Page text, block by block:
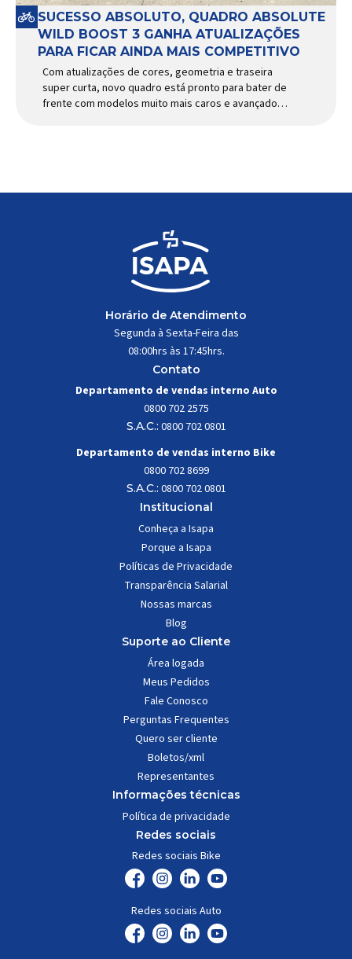
SUCESSO ABSOLUTO, QUADRO ABSOLUTE
WILD BOOST 3 GANHA ATUALIZAÇÕES
PARA FICAR AINDA MAIS COMPETITIVO
Com atualizações de cores, geometria e traseira
super curta, novo quadro está pronto para bater de
frente com modelos muito mais caros e avançados
Horário de Atendimento
Segunda à Sexta-Feira das
08:00hrs às 17:45hrs.
Contato
Departamento de vendas interno Auto
0800 702 2575
S.A.C.: 0800 702 0801
Departamento de vendas interno Bike
0800 702 8699
S.A.C.: 0800 702 0801
Institucional
Conheça a Isapa
Porque a Isapa
Políticas de Privacidade
Transparência Salarial
Nossas marcas
Blog
Suporte ao Cliente
Área logada
Meus Pedidos
Fale Conosco
Perguntas Frequentes
Quero ser cliente
Boletos/xml
Representantes
Informações técnicas
Política de privacidade
Redes sociais
Redes sociais Bike
Redes sociais Auto